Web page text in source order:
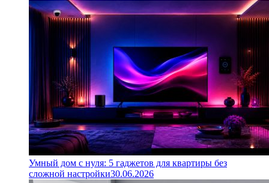
Умный дом с нуля: 5 гаджетов для квартиры без
сложной настройки30.06.2026